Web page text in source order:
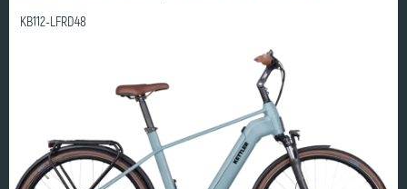
KB112-LFRD48